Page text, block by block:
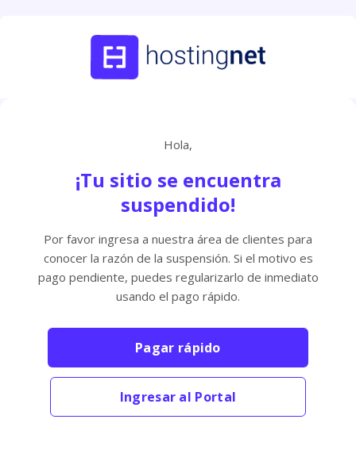
Hola,
¡Tu sitio se encuentra
suspendido!
Por favor ingresa a nuestra área de clientes para
conocer la razón de la suspensión. Si el motivo es
pago pendiente, puedes regularizarlo de inmediato
usando el pago rápido.
Pagar rápido
Ingresar al Portal